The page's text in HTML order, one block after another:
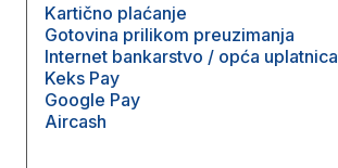
Kartično plaćanje
Gotovina prilikom preuzimanja
Internet bankarstvo / opća uplatnica
Keks Pay
Google Pay
Aircash